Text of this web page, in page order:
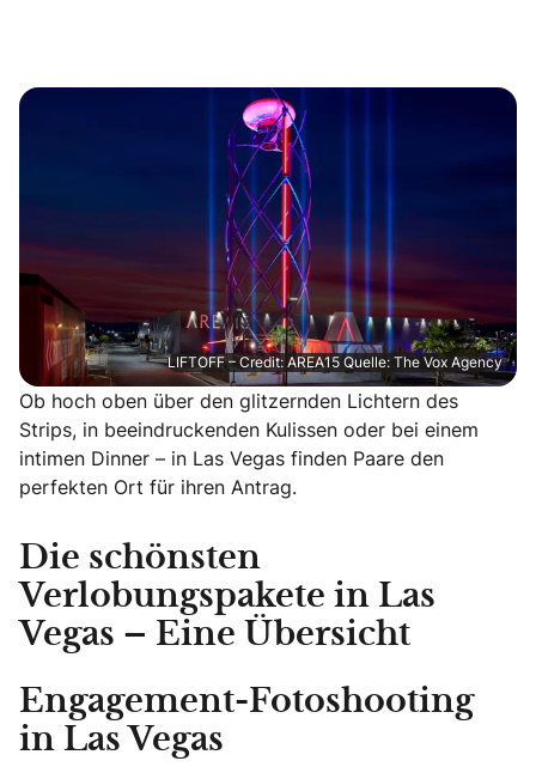
LIFTOFF – Credit: AREA15 Quelle: The Vox Agency
Ob hoch oben über den glitzernden Lichtern des
Strips, in beeindruckenden Kulissen oder bei einem
intimen Dinner – in Las Vegas finden Paare den
perfekten Ort für ihren Antrag.
Die schönsten
Verlobungspakete in Las
Vegas – Eine Übersicht
Engagement-Fotoshooting
in Las Vegas